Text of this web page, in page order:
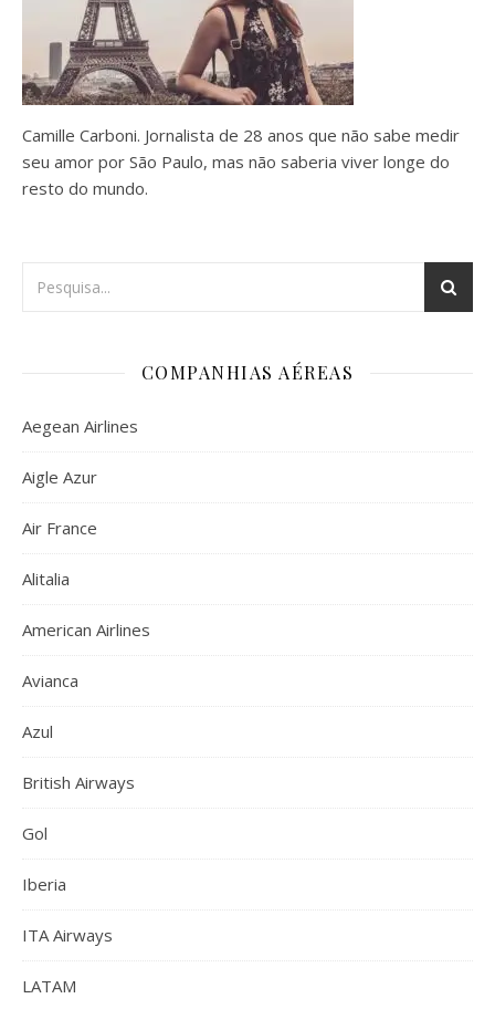
Camille Carboni. Jornalista de 28 anos que não sabe medir
seu amor por São Paulo, mas não saberia viver longe do
resto do mundo.
COMPANHIAS AÉREAS
Aegean Airlines
Aigle Azur
Air France
Alitalia
American Airlines
Avianca
Azul
British Airways
Gol
Iberia
ITA Airways
LATAM